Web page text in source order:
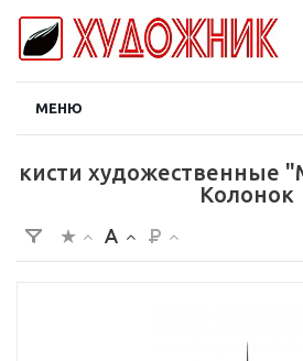
МЕНЮ
кисти художественные
Колонок